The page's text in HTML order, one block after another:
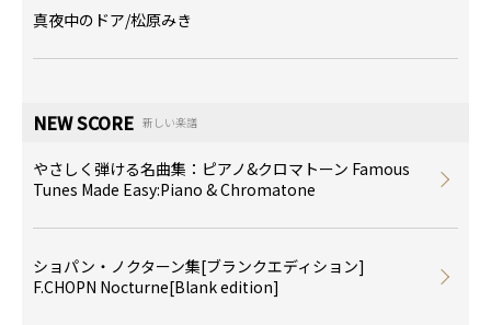
真夜中のドア/松原みき
NEW SCORE 新しい楽譜
やさしく弾ける名曲集：ピアノ&クロマトーン Famous
Tunes Made Easy:Piano & Chromatone
ショパン・ノクターン集[ブランクエディション]
F.CHOPN Nocturne[Blank edition]